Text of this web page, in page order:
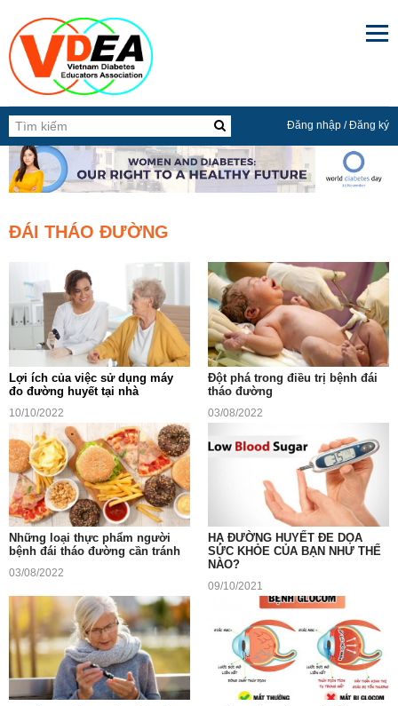
 Đăng nhập/Đăng ký
ĐÁI THÁO ĐƯỜNG
Lợi ích của việc sử dụng máy
đo đường huyết tại nhà
10/10/2022
Ðột phá trong điều trị bệnh đái
tháo đường
03/08/2022
Những loại thực phẩm người
bệnh đái tháo đường cần tránh
03/08/2022
HẠ ĐƯỜNG HUYẾT ĐE DỌA
SỨC KHỎE CỦA BẠN NHƯ THẾ
NÀO?
09/10/2021